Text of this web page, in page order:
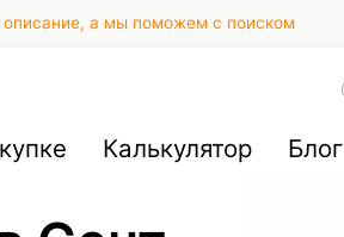
а мы поможем с поиском
Калькулятор Блог